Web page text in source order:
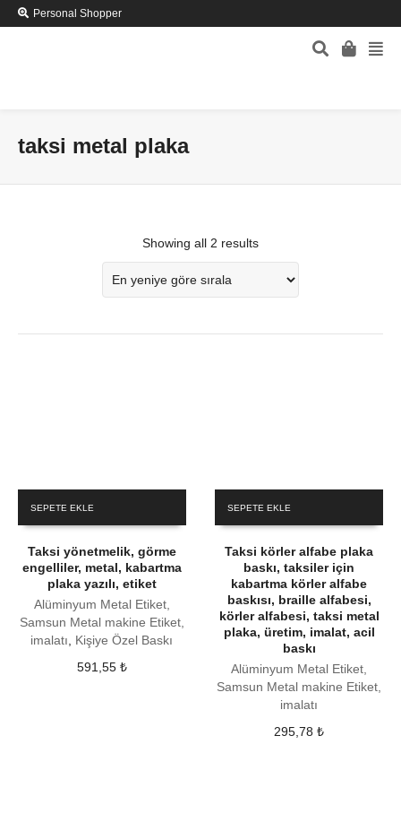
Personal Shopper
taksi metal plaka
Showing all 2 results
SEPETE EKLE
Taksi yönetmelik, görme
engelliler, metal, kabartma
plaka yazılı, etiket
Alüminyum Metal Etiket,
Samsun Metal makine Etiket,
imalatı
Kişiye Özel Baskı
591,55 ₺
SEPETE EKLE
Taksi körler alfabe plaka
baskı, taksiler için
kabartma körler alfabe
baskısı, braille alfabesi,
körler alfabesi, taksi metal
plaka, üretim, imalat, acil
baskı
Alüminyum Metal Etiket,
Samsun Metal makine Etiket,
imalatı
295,78₺